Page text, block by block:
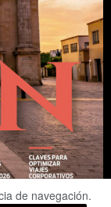
de navegación.